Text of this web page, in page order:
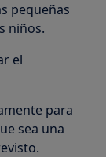
pequeñas
niños.
el
para
sea una